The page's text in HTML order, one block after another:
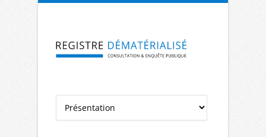
Aller à la navigation Aller au contenu